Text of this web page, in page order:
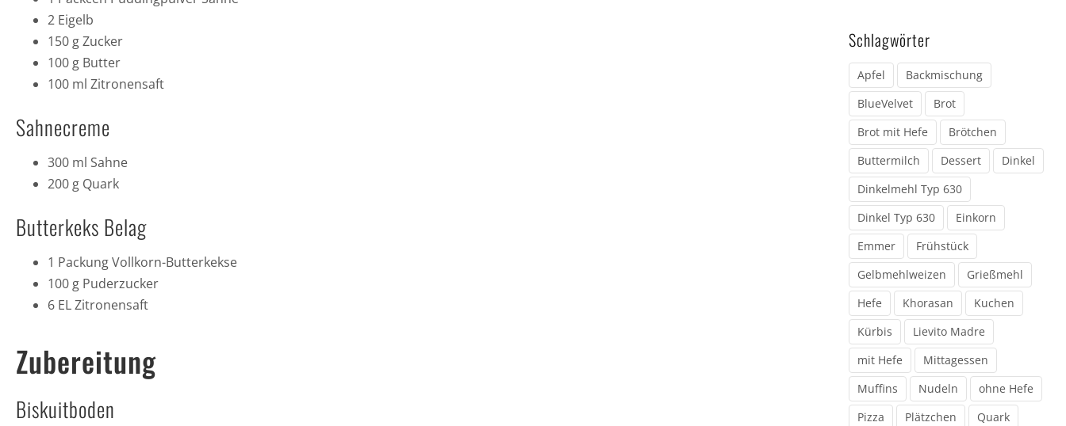
2 Eigelb
150 g Zucker
100 g Butter
100 ml Zitronensaft
Sahnecreme
300 ml Sahne
200 g Quark
Butterkeks Belag
1 Packung Vollkorn-Butterkekse
100 g Puderzucker
6 EL Zitronensaft
Zubereitung
Biskuitboden
Schlagwörter
Apfel
Backmischung
BlueVelvet
Brot
Brot mit Hefe
Brötchen
Buttermilch
Dessert
Dinkel
Dinkelmehl Typ 630
Dinkel Typ 630
Einkorn
Emmer
Frühstück
Gelbmehlweizen
Grießmehl
Hefe
Khorasan
Kuchen
Kürbis
Lievito Madre
mit Hefe
Mittagessen
Muffins
Nudeln
ohne Hefe
Pizza
Plätzchen
Quark